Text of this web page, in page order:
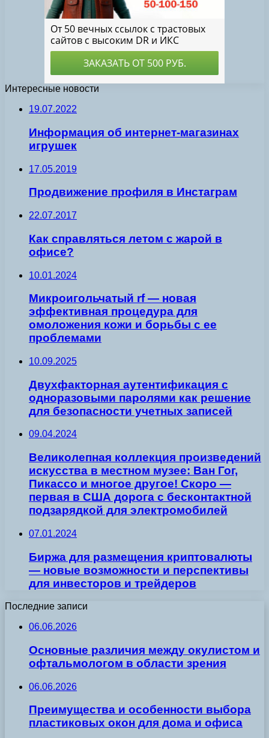
Интересные новости
19.07.2022
Информация об интернет-магазинах
игрушек
17.05.2019
Продвижение профиля в Инстаграм
22.07.2017
Как справляться летом с жарой в
офисе?
10.01.2024
Микроигольчатый rf — новая
эффективная процедура для
омоложения кожи и борьбы с ее
проблемами
10.09.2025
Двухфакторная аутентификация с
одноразовыми паролями как решение
для безопасности учетных записей
09.04.2024
Великолепная коллекция произведений
искусства в местном музее: Ван Гог,
Пикассо и многое другое! Скоро —
первая в США дорога с бесконтактной
подзарядкой для электромобилей
07.01.2024
Биржа для размещения криптовалюты
— новые возможности и перспективы
для инвесторов и трейдеров
Последние записи
06.06.2026
Основные различия между окулистом и
офтальмологом в области зрения
06.06.2026
Преимущества и особенности выбора
пластиковых окон для дома и офиса